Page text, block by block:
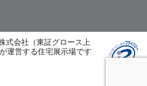
式会社（東証グロース上
運営する住宅展示場です